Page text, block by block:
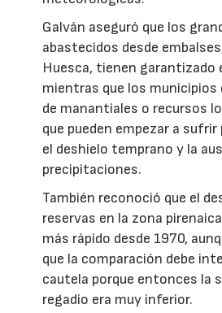
Galván aseguró que los
abastecidos desde
Huesca, tienen garantizado
mientras que los municipios
de manantiales o recursos
que pueden empezar a
el deshielo temprano y la
precipitaciones.
También reconoció que el
reservas en la zona
más rápido desde 1970,
que la comparación debe
cautela porque entonces la
regadío era muy inferior.